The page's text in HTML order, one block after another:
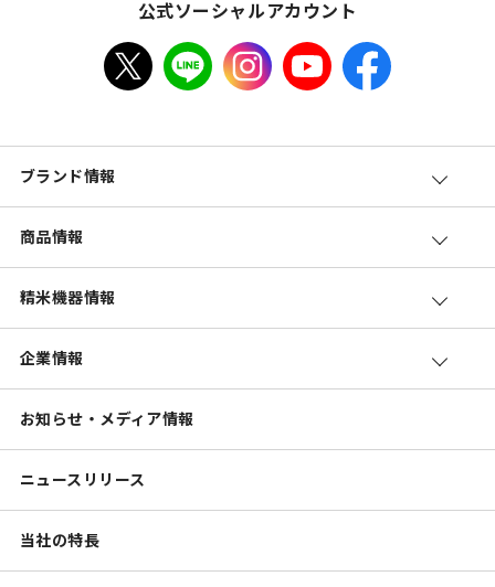
公式ソーシャルアカウント
ブランド情報
商品情報
精米機器情報
企業情報
お知らせ・メディア情報
ニュースリリース
当社の特長